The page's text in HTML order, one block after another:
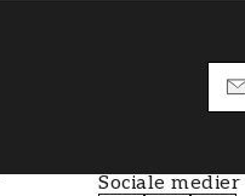
Sociale medier